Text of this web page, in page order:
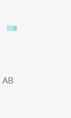
AB
回覆